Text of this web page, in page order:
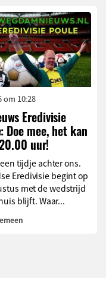
om 10:28
Eredivisie
Doe mee, het kan
uur!
tijdje achter ons.
Eredivisie begint op
met de wedstrijd
blijft. Waar...